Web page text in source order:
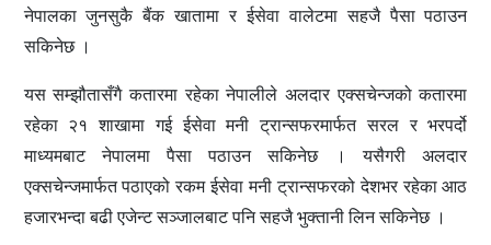
नेपालका जुनसुकै बैंक खातामा र ईसेवा वालेटमा सहजै पैसा पठाउन
सकिनेछ ।
यस सम्झौतासँगै कतारमा रहेका नेपालीले अलदार एक्सचेन्जको कतारमा
रहेका २१ शाखामा गई ईसेवा मनी ट्रान्सफरमार्फत सरल र भरपर्दो
माध्यमबाट नेपालमा पैसा पठाउन सकिनेछ । यसैगरी अलदार
एक्सचेन्जमार्फत पठाएको रकम ईसेवा मनी ट्रान्सफरको देशभर रहेका आठ
हजारभन्दा बढी एजेन्ट सञ्जालबाट पनि सहजै भुक्तानी लिन सकिनेछ ।